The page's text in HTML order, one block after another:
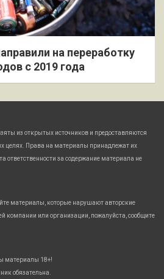
на переработку
с 2019 года
из открытых источников и предоставляются
целях. Права на материалы принадлежат их
ответственности за содержание материала не
материалы, которые нарушают авторские
или организации, пожалуйста, сообщите
материалы 18+!
обязательна.